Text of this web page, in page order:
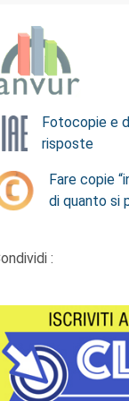
Fotocopie e
risposte
Fare copie
di quanto si
: